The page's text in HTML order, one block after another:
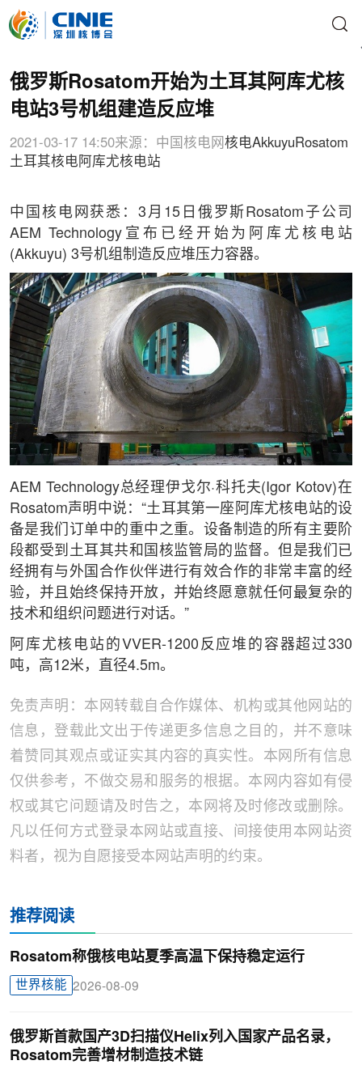
俄罗斯Rosatom开始为土耳其阿库尤核
电站3号机组建造反应堆
2021-03-17 14:50来源：中国核电网 核电Akkuyu Rosatom
土耳其核电 阿库尤核电站
中国核电网获悉：3月15日俄罗斯Rosatom子公司
AEM Technology宣布已经开始为阿库尤核电站
(Akkuyu) 3号机组制造反应堆压力容器。
AEM Technology总经理伊戈尔·科托夫(Igor Kotov)在
Rosatom声明中说：“土耳其第一座阿库尤核电站的设
备是我们订单中的重中之重。设备制造的所有主要阶
段都受到土耳其共和国核监管局的监督。但是我们已
经拥有与外国合作伙伴进行有效合作的非常丰富的经
验，并且始终保持开放，并始终愿意就任何最复杂的
技术和组织问题进行对话。”
阿库尤核电站的VVER-1200反应堆的容器超过330
吨，高12米，直径4.5m。
免责声明：本网转载自合作媒体、机构或其他网站的
信息，登载此文出于传递更多信息之目的，并不意味
着赞同其观点或证实其内容的真实性。本网所有信息
仅供参考，不做交易和服务的根据。本网内容如有侵
权或其它问题请及时告之，本网将及时修改或删除。
凡以任何方式登录本网站或直接、间接使用本网站资
料者，视为自愿接受本网站声明的约束。
推荐阅读
Rosatom称俄核电站夏季高温下保持稳定运行
世界核能 2026-08-09
俄罗斯首款国产3D扫描仪Helix列入国家产品名录，
Rosatom完善增材制造技术链